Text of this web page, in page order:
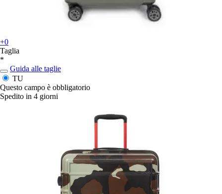
+0
Taglia
*
Guida alle taglie
TU
Questo campo è obbligatorio
Spedito in 4 giorni